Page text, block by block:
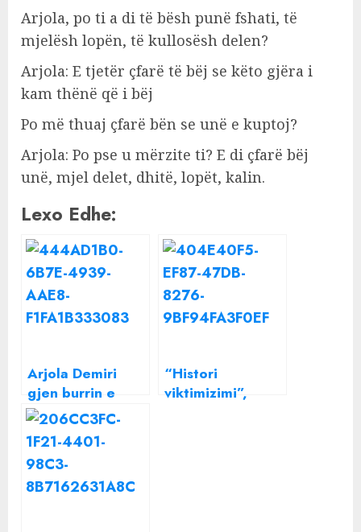
Arjola, po ti a di të bësh punë fshati, të
mjelësh lopën, të kullosësh delen?
Arjola: E tjetër çfarë të bëj se këto gjëra i
kam thënë që i bëj
Po më thuaj çfarë bën se unë e kuptoj?
Arjola: Po pse u mërzite ti? E di çfarë bëj
unë, mjel delet, dhitë, lopët, kalin.
Lexo Edhe:
Arjola Demiri
gjen burrin e
ëndrrave
“Histori
viktimizimi”,